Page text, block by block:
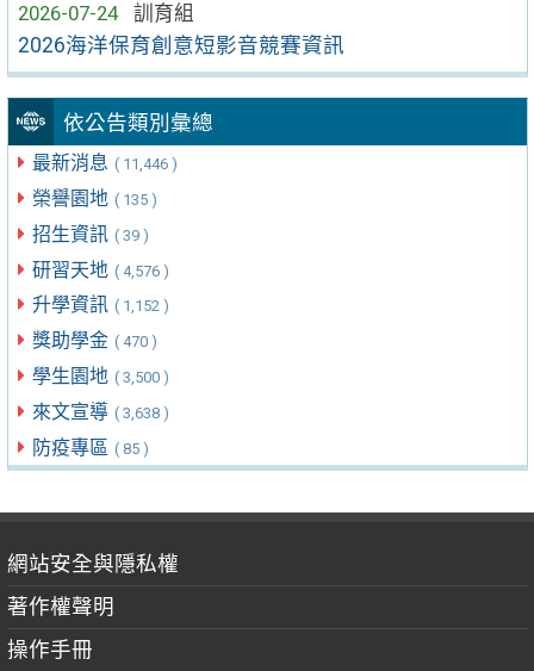
2026-07-24
訓育組
2026海洋保育創意短影音競賽資訊
依公告類別彙總
最新消息 ( 11,446 )
榮譽園地 ( 135 )
招生資訊 ( 39 )
研習天地 ( 4,576 )
升學資訊 ( 1,152 )
獎助學金 ( 470 )
學生園地 ( 3,500 )
來文宣導 ( 3,638 )
防疫專區 ( 85 )
網站安全與隱私權
著作權聲明
操作手冊